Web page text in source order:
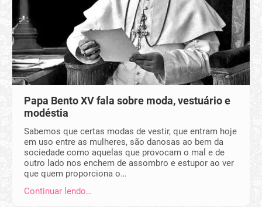
Papa Bento XV fala sobre moda, vestuário e
modéstia
Sabemos que certas modas de vestir, que entram hoje
em uso entre as mulheres, são danosas ao bem da
sociedade como aquelas que provocam o mal e de
outro lado nos enchem de assombro e estupor ao ver
que quem proporciona o…
Continuar lendo…